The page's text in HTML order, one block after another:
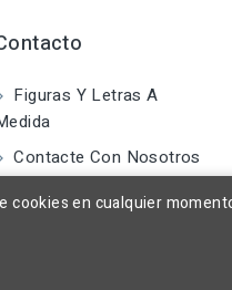
Figuras Y Letras A
Contacte Con Nosotros
en cualquier